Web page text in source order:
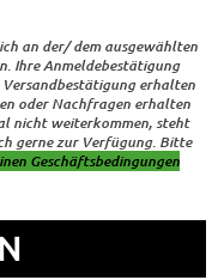
an der/ dem ausgewählten
Ihre Anmeldebestätigung
erhalten
oder Nachfragen erhalten
nicht weiterkommen, steht
gerne zur Verfügung. Bitte
Geschäftsbedingungen